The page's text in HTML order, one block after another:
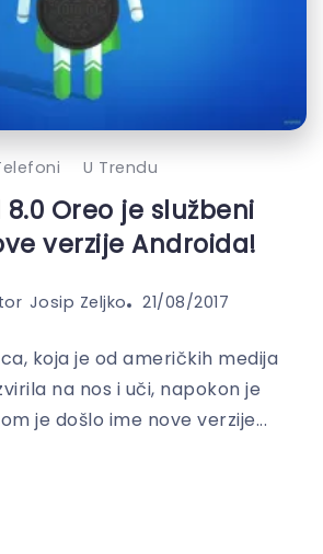
U Trendu
Oreo je službeni
verzije Androida!
Josip Zeljko 21/08/2017
koja je od američkih medija
na nos i uči, napokon je
je došlo ime nove verzije...